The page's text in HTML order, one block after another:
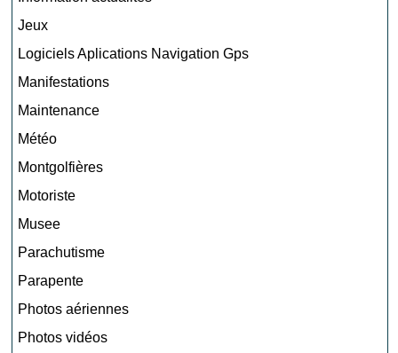
Jeux
Logiciels Aplications Navigation Gps
Manifestations
Maintenance
Météo
Montgolfières
Motoriste
Musee
Parachutisme
Parapente
Photos aériennes
Photos vidéos